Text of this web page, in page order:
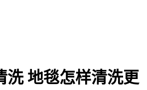
洗 地毯怎样清洗更